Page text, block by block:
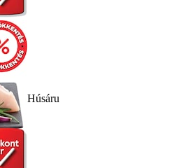
Húsáru